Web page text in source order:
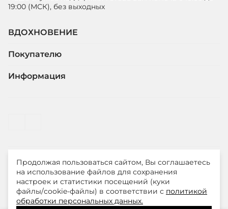
19:00 (МСК), без выходных
ВДОХНОВЕНИЕ
Покупателю
Информация
© ООО "ЛиМ Холдинг" 2026
Smith&Soul – модная одежда для стильных и уверенных
Продолжая пользоваться сайтом, Вы соглашаетесь
на использование файлов для сохранения
настроек и статистики посещений (куки
файлы/cookie-файлы) в соответствии с политикой
обработки персональных данных.